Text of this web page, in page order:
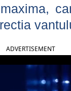
ADVERTISEMENT